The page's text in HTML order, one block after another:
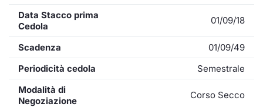
Data Stacco prima
Cedola
01/09/18
Scadenza
01/09/49
Periodicità cedola
Semestrale
Modalità di
Negoziazione
Corso Secco